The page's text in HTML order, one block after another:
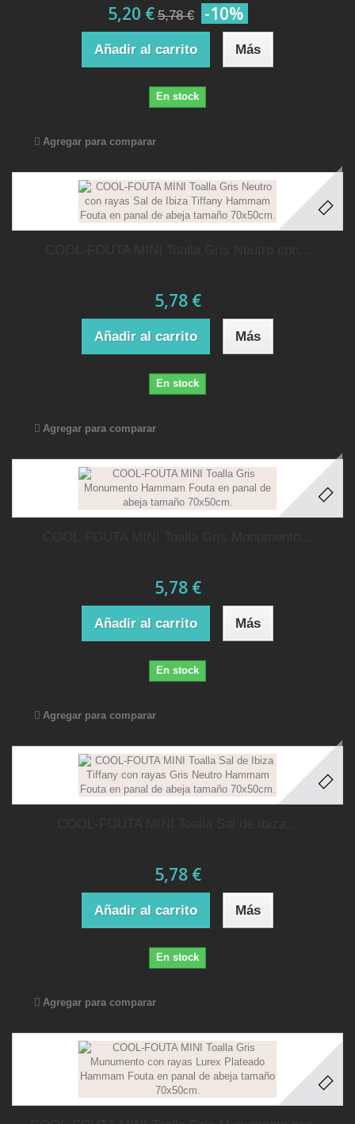
5,20 € 5,78 € -10%
Añadir al carrito Más
En stock
Agregar para comparar
5,78 €
Añadir al carrito Más
En stock
Agregar para comparar
5,78 €
Añadir al carrito Más
En stock
Agregar para comparar
5,78 €
Añadir al carrito Más
En stock
Agregar para comparar